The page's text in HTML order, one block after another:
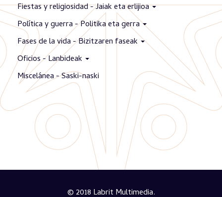
Fiestas y religiosidad - Jaiak eta erlijioa
Política y guerra - Politika eta gerra
Fases de la vida - Bizitzaren faseak
Oficios - Lanbideak
Miscelánea - Saski-naski
© 2018 Labrit Multimedia.